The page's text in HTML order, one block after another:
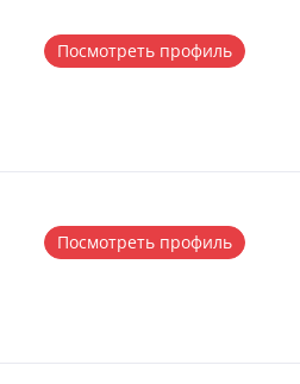
Посмотреть профиль
Посмотреть профиль